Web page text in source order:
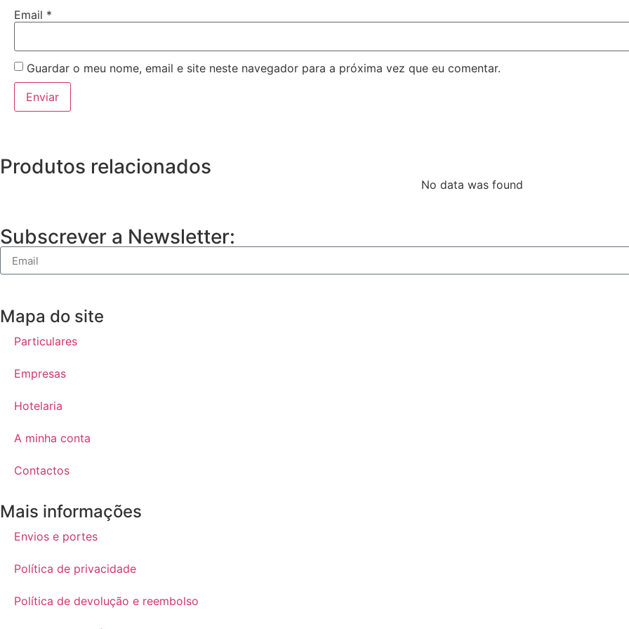
Email *
Guardar o meu nome, email e site neste navegador para a próxima vez que eu comentar.
Produtos relacionados
No data was found
Subscrever a Newsletter:
Mapa do site
Particulares
Empresas
Hotelaria
A minha conta
Contactos
Mais informações
Envios e portes
Política de privacidade
Política de devolução e reembolso